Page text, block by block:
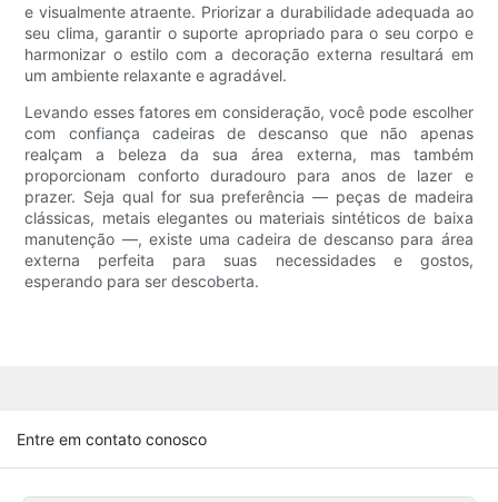
e visualmente atraente. Priorizar a durabilidade adequada ao
seu clima, garantir o suporte apropriado para o seu corpo e
harmonizar o estilo com a decoração externa resultará em
um ambiente relaxante e agradável.
Levando esses fatores em consideração, você pode escolher
com confiança cadeiras de descanso que não apenas
realçam a beleza da sua área externa, mas também
proporcionam conforto duradouro para anos de lazer e
prazer. Seja qual for sua preferência — peças de madeira
clássicas, metais elegantes ou materiais sintéticos de baixa
manutenção —, existe uma cadeira de descanso para área
externa perfeita para suas necessidades e gostos,
esperando para ser descoberta.
Entre em contato conosco